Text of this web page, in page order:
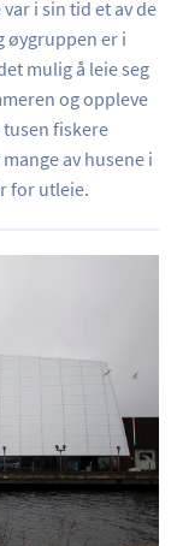
i sin tid et av de
øygruppen er i
mulig å leie seg
og oppleve
fiskere
av husene i
for utleie.